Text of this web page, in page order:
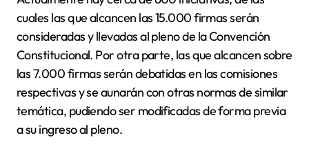
cuales las que alcancen las 15.000 firmas serán
consideradas y llevadas al pleno de la Convención
Constitucional. Por otra parte, las que alcancen sobre
las 7.000 firmas serán debatidas en las comisiones
respectivas y se aunarán con otras normas de similar
temática, pudiendo ser modificadas de forma previa
a su ingreso al pleno.